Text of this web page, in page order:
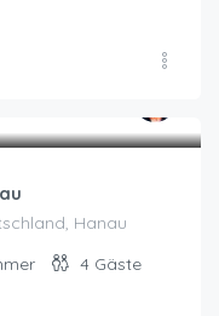
Hanau
4 Gäste